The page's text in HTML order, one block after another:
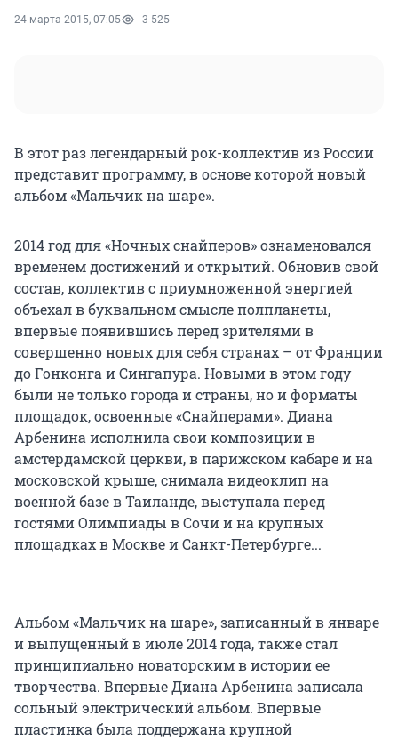
24 марта 2015, 07:05 3 525
В этот раз легендарный рок-коллектив из России
представит программу, в основе которой новый
альбом «Мальчик на шаре».
2014 год для «Ночных снайперов» ознаменовался
временем достижений и открытий. Обновив свой
состав, коллектив с приумноженной энергией
объехал в буквальном смысле полпланеты,
впервые появившись перед зрителями в
совершенно новых для себя странах – от Франции
до Гонконга и Сингапура. Новыми в этом году
были не только города и страны, но и форматы
площадок, освоенные «Снайперами». Диана
Арбенина исполнила свои композиции в
амстердамской церкви, в парижском кабаре и на
московской крыше, снимала видеоклип на
военной базе в Таиланде, выступала перед
гостями Олимпиады в Сочи и на крупных
площадках в Москве и Санкт-Петербурге...
Альбом «Мальчик на шаре», записанный в январе
и выпущенный в июле 2014 года, также стал
принципиально новаторским в истории ее
творчества. Впервые Диана Арбенина записала
сольный электрический альбом. Впервые
пластинка была поддержана крупной